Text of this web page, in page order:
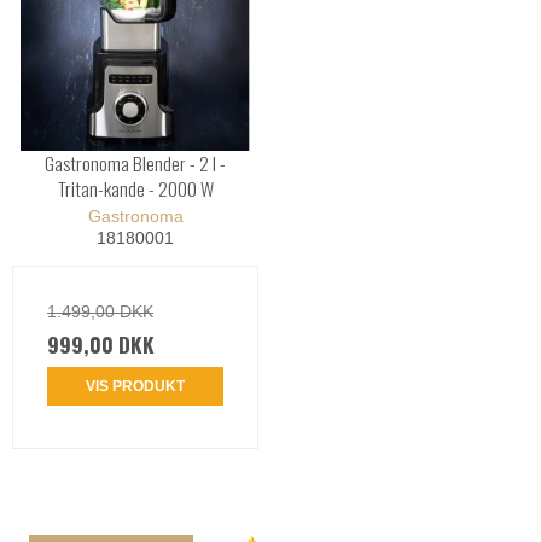
Gastronoma Blender - 2 l -
Tritan-kande - 2000 W
Gastronoma
18180001
1.499,00 DKK
999,00 DKK
VIS PRODUKT